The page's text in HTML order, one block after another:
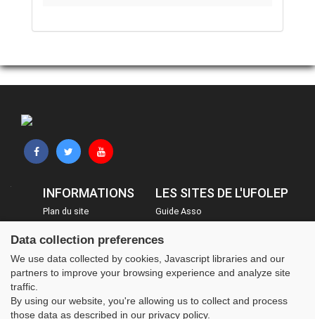
INFORMATIONS
Plan du site
Mentions légales
Administration
LES SITES DE L'UFOLEP
Guide Asso
Inscriptions évènements
Data collection preferences
We use data collected by cookies, Javascript libraries and our
partners to improve your browsing experience and analyze site
traffic.
By using our website, you're allowing us to collect and process
those data as described in our privacy policy.